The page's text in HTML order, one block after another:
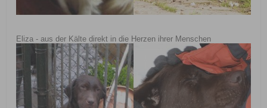
Eliza - aus der Kälte direkt in die Herzen ihrer Menschen